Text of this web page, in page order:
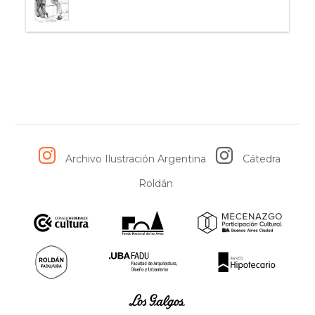
Archivo Ilustración Argentina
Cátedra
Roldán